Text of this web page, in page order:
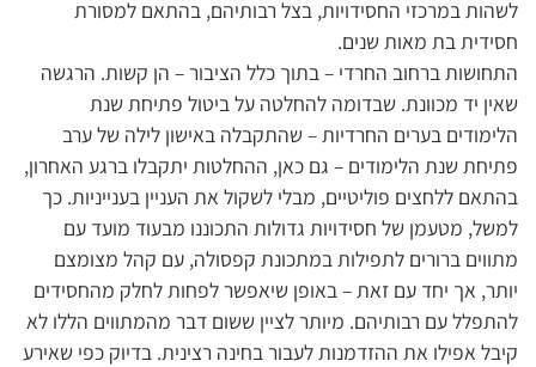
לשהות במרכזי החסידויות, בצל רבותיהם, בהתאם למסורת
חסידית בת מאות שנים.
התחושות ברחוב החרדי – בתוך כלל הציבור – הן קשות. הרגשה
שאין יד מכוונת. שבדומה להחלטה על ביטול פתיחת שנת
הלימודים בערים החרדיות – שהתקבלה באישון לילה של ערב
פתיחת שנת הלימודים – גם כאן, ההחלטות יתקבלו ברגע האחרון,
בהתאם ללחצים פוליטיים, מבלי לשקול את העניין בענייניות. כך
למשל, מטעמן של חסידויות גדולות התכוננו מבעוד מועד עם
מתווים ברורים לתפילות במתכונת קפסולה, עם קהל מצומצם
יותר, אך יחד עם זאת – באופן שיאפשר לפחות לחלק מהחסידים
להתפלל עם רבותיהם. מיותר לציין ששום דבר מהמתווים הללו לא
קיבל אפילו את ההזדמנות לעבור בחינה רצינית. בדיוק כפי שאירע